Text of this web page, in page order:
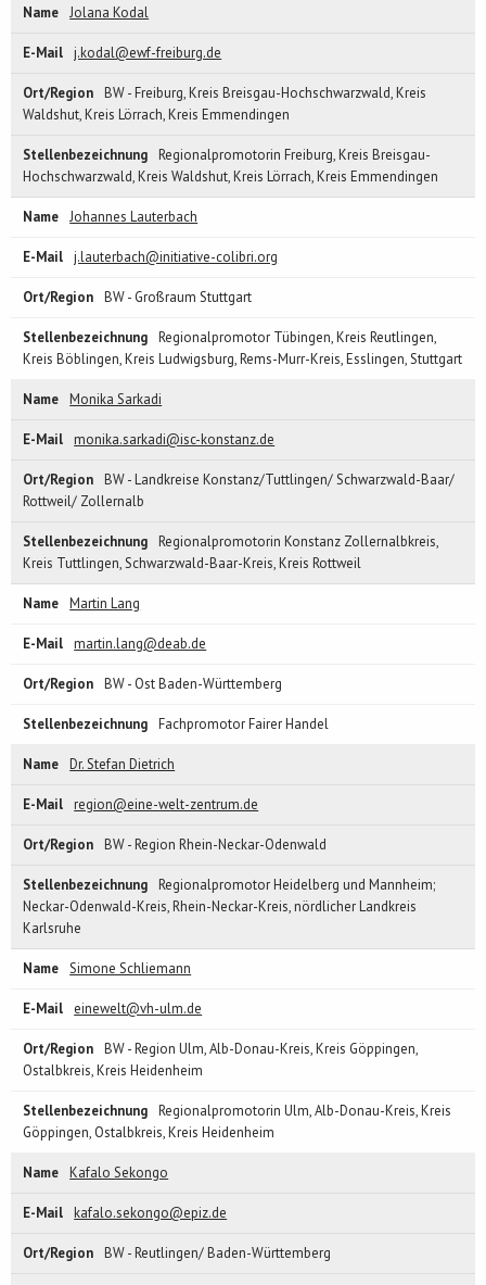
Jolana Kodal
j.kodal@ewf-freiburg.de
BW - Freiburg, Kreis Breisgau-Hochschwarzwald, Kreis
Waldshut, Kreis Lörrach, Kreis Emmendingen
Regionalpromotorin Freiburg, Kreis Breisgau-
Hochschwarzwald, Kreis Waldshut, Kreis Lörrach, Kreis Emmendingen
Johannes Lauterbach
j.lauterbach@initiative-colibri.org
BW - Großraum Stuttgart
Regionalpromotor Tübingen, Kreis Reutlingen,
Kreis Böblingen, Kreis Ludwigsburg, Rems-Murr-Kreis, Esslingen, Stuttgart
Monika Sarkadi
monika.sarkadi@isc-konstanz.de
BW - Landkreise Konstanz/Tuttlingen/ Schwarzwald-Baar/
Rottweil/ Zollernalb
Regionalpromotorin Konstanz Zollernalbkreis,
Kreis Tuttlingen, Schwarzwald-Baar-Kreis, Kreis Rottweil
Martin Lang
martin.lang@deab.de
BW - Ost Baden-Württemberg
Fachpromotor Fairer Handel
Dr. Stefan Dietrich
region@eine-welt-zentrum.de
BW - Region Rhein-Neckar-Odenwald
Regionalpromotor Heidelberg und Mannheim;
Neckar-Odenwald-Kreis, Rhein-Neckar-Kreis, nördlicher Landkreis
Karlsruhe
Simone Schliemann
einewelt@vh-ulm.de
BW - Region Ulm, Alb-Donau-Kreis, Kreis Göppingen,
Ostalbkreis, Kreis Heidenheim
Regionalpromotorin Ulm, Alb-Donau-Kreis, Kreis
Göppingen, Ostalbkreis, Kreis Heidenheim
Kafalo Sekongo
kafalo.sekongo@epiz.de
BW - Reutlingen/ Baden-Württemberg